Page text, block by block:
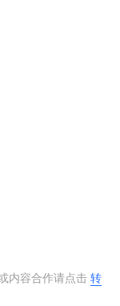
内容合作请点击转